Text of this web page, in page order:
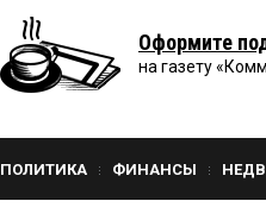
Оформите
на газету
ПОЛИТИКА ФИНАНСЫ